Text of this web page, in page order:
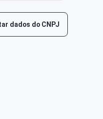
dados do CNPJ